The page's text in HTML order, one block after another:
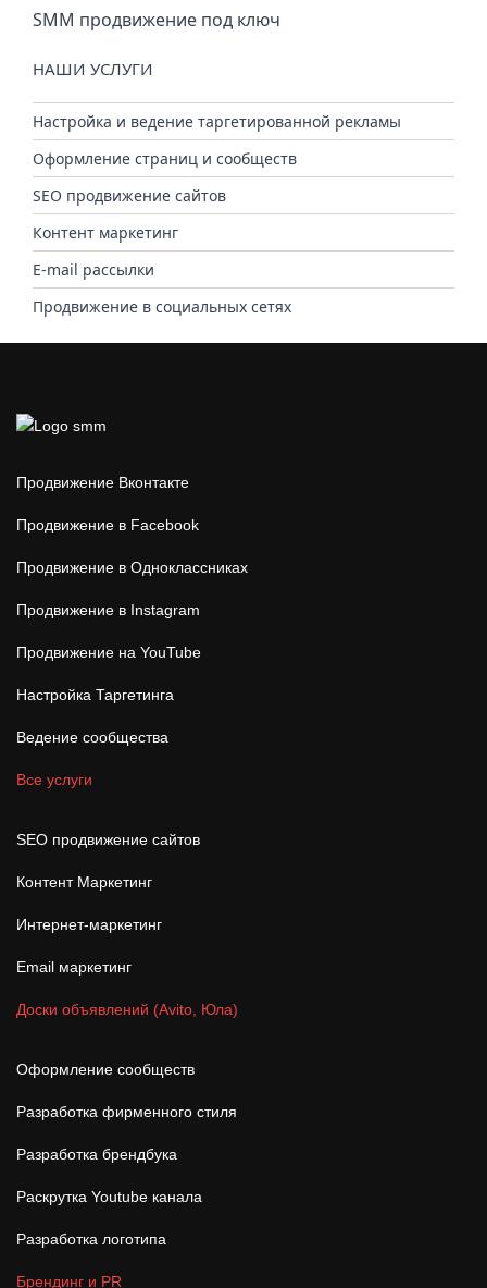
SMM продвижение под ключ
НАШИ УСЛУГИ
Настройка и ведение таргетированной рекламы
Оформление страниц и сообществ
SEO продвижение сайтов
Контент маркетинг
E-mail рассылки
Продвижение в социальных сетях
Продвижение Вконтакте
Продвижение в Facebook
Продвижение в Одноклассниках
Продвижение в Instagram
Продвижение на YouTube
Настройка Таргетинга
Ведение сообщества
Все услуги
SEO продвижение сайтов
Контент Маркетинг
Интернет-маркетинг
Email маркетинг
Доски объявлений (Avito, Юла)
Оформление сообществ
Разработка фирменного стиля
Разработка брендбука
Раскрутка Youtube канала
Разработка логотипа
Брендинг и PR